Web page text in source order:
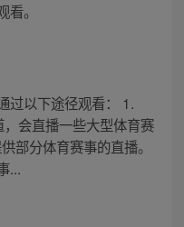
。
过以下途径观看： 1.
会直播一些大型体育赛
部分体育赛事的直播。
...